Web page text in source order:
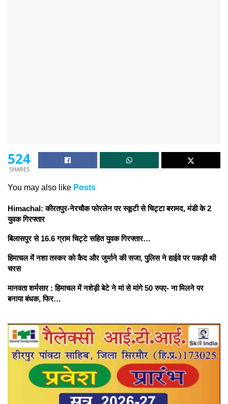
524
SHARES
You may also like Posts
Himachal: कीरतपुर-नेरचौक फोरलेन पर स्कूटी से चिट्टा बरामद, मंडी के 2
युवक गिरफ्तार
बिलासपुर से 16.6 ग्राम चिट्टे सहित युवक गिरफ्तार…
हिमाचल में नशा तस्कर काे कैद और जुर्माने की सजा, पुलिस ने हाईवे पर पकड़ी थी
चरस
मानवता शर्मसार : हिमाचल में नशेड़ी बेटे ने मां से मांगे 50 रुपए- ना मिलने पर
बनाया बंधक, फिर…